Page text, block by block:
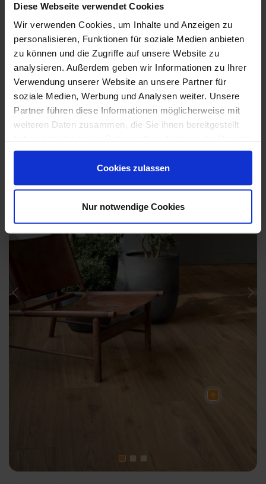
Diese Webseite verwendet Cookies
Wir verwenden Cookies, um Inhalte und Anzeigen zu
personalisieren, Funktionen für soziale Medien anbieten
zu können und die Zugriffe auf unsere Website zu
analysieren. Außerdem geben wir Informationen zu Ihrer
Verwendung unserer Website an unsere Partner für
soziale Medien, Werbung und Analysen weiter. Unsere
Partner führen diese Informationen möglicherweise mit
weiteren Daten zusammen, die Sie ihnen bereitgestellt
gesammelt haben.
Cookies zulassen
Nur notwendige Cookies
+49 (0) 231 - 18 11 901
Anfrage zum Produkt
Marca Corona Elisir Royal Outdoor Impressionen
Previous